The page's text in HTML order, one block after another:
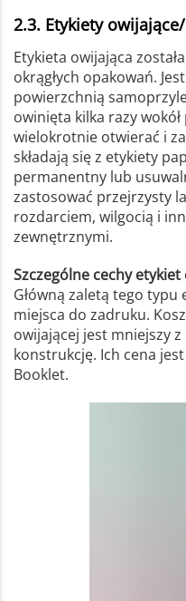
2.3. Etykiety
Etykieta owijająca
okrągłych opakowań.
powierzchnią
owinięta kilka razy
wielokrotnie otwierać i
składają się z etykiety
permanentny lub
zastosować przejrzysty
rozdarciem, wilgocią i
zewnętrznymi.
Szczególne cechy
Główną zaletą tego
miejsca do zadruku.
owijającej jest mniejszy
konstrukcję. Ich cena
Booklet.